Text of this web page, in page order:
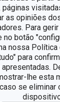
páginas
as opiniões
Para
no botão
nossa Política
para
lhe esta
se eliminar
CASA
-
25
€
€